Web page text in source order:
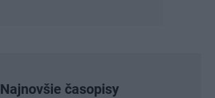
Najnovšie časopisy